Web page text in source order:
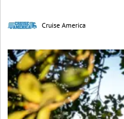
Cruise America